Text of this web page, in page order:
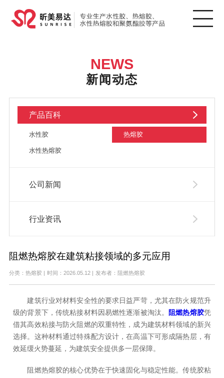
NEWS
新闻动态
产品百科
水性胶 热熔胶
水性热熔胶
公司新闻
行业资讯
阻燃热熔胶在建筑粘接领域的多元应用
分类：热熔胶 | 时间：2026.05.12 | 发布者：阻燃热熔胶
建筑行业对材料安全性的要求日益严苛，尤其在防火规范升
级的背景下，传统粘接材料因易燃性逐渐被淘汰。
阻燃热熔胶凭
借其高效粘接与防火阻燃的双重特性，成为建筑材料领域的新兴
选择。这种材料通过特殊配方设计，在高温下可形成隔热层，有
效延缓火势蔓延，为建筑安全提供多一层保障。
阻燃热熔胶的核心优势在于快速固化与稳定性能。传统胶粘